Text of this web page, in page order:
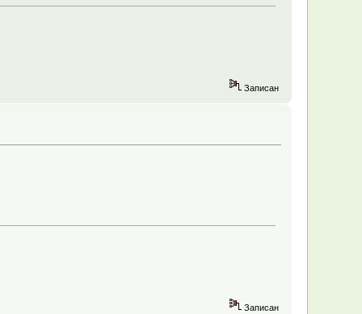
Записан
Записан